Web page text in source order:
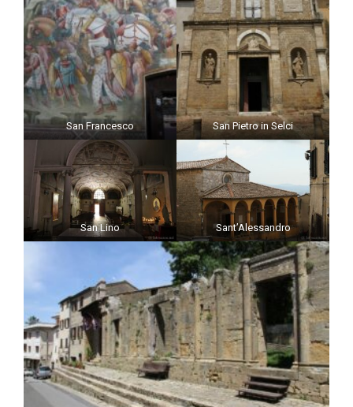
San Francesco San Pietro in Selci
San Lino Sant’Alessandro